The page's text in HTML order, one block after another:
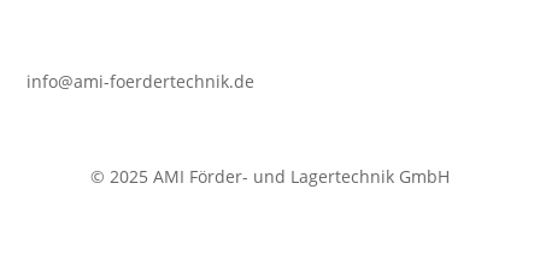
info@ami-foerdertechnik.de
© 2025 AMI Förder- und Lagertechnik GmbH